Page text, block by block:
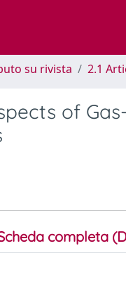
su rivista 2.1
of
completa